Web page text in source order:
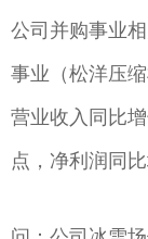
公司并购事业
事业（松洋压
营业收入同比
点，净利润同